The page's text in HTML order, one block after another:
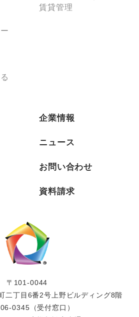
賃貸管理
企業情報
ニュース
お問い合わせ
資料請求
〒101-0044
二丁目6番2号上野ビルディング8階
0345 （受付窓口）